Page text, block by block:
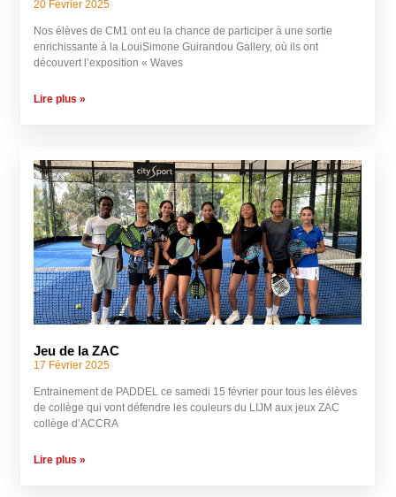
20 Février 2025
Nos élèves de CM1 ont eu la chance de participer à une sortie
enrichissante à la LouiSimone Guirandou Gallery, où ils ont
découvert l’exposition « Waves
Lire plus »
Jeu de la ZAC
17 Février 2025
Entrainement de PADDEL ce samedi 15 février pour tous les élèves
de collège qui vont défendre les couleurs du LIJM aux jeux ZAC
collège d’ACCRA
Lire plus »